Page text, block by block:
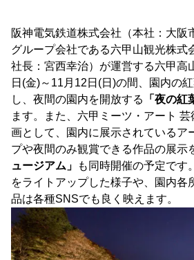
阪神電気鉄道株式会社（本社：大
グループ会社である六甲山観光株
社長：宮西幸治）が運営する六甲高
日(金)～11月12日(日)の間、園内の
し、夜間の園内を開放する
「夜の紅
ます。また、六甲ミーツ・アート
画として、園内に展示されているア
プや夜間のみ観賞できる作品の展示
ュージアム」
も同時開催の予定です
をライトアップした様子や、園内各
品は各種SNSでも良く映えます。